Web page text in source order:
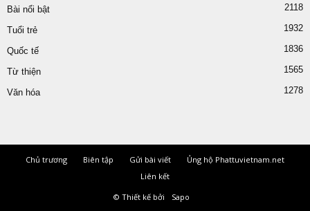
Bài nổi bật 2118
Tuổi trẻ 1932
Quốc tế 1836
Từ thiện 1565
Văn hóa 1278
Chủ trương Biên tập Gửi bài viết
Ủng hộ Phattuvietnam.net
Liên kết
© Thiết kế bởi
Sapo